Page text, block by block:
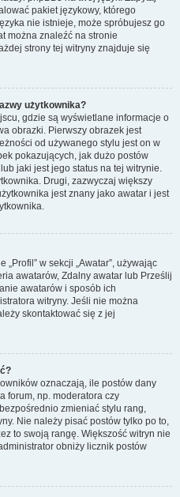
pakiet językowy, którego
nie istnieje, może spróbujesz go
można znaleźć na stronie
strony tej witryny znajduje się
użytkownika?
gdzie są wyświetlane informacje o
obrazki. Pierwszy obrazek jest
od używanego stylu jest on w
pokazujących, jak dużo postów
jaki jest jego status na tej witrynie.
Drugi, zazwyczaj większy
jest znany jako awatar i jest
w sekcji „Awatar”, używając
awatarów, Zdalny awatar lub Prześlij
awatarów i sposób ich
witryny. Jeśli nie można
skontaktować się z jej
oznaczają, ile postów dany
forum, np. moderatora czy
zmieniać stylu rang,
Nie należy pisać postów tylko po to,
to swoją rangę. Większość witryn nie
obniży licznik postów